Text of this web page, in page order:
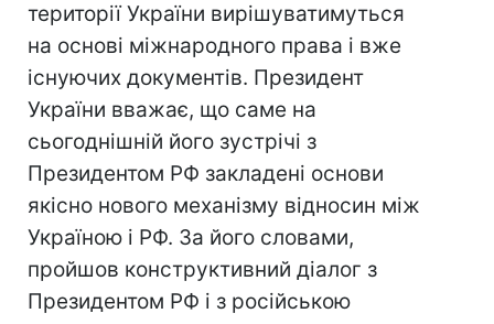
території України вирішуватимуться
на основі міжнародного права і вже
існуючих документів. Президент
України вважає, що саме на
сьогоднішній його зустрічі з
Президентом РФ закладені основи
якісно нового механізму відносин між
Україною і РФ. За його словами,
пройшов конструктивний діалог з
Президентом РФ і з російською